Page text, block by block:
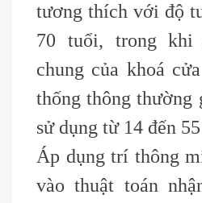
tương thích với độ
70 tuổi, trong khi
chung của khoá
thống thông thường
sử dụng từ 14 đến
Áp dụng trí thông
vào thuật toán